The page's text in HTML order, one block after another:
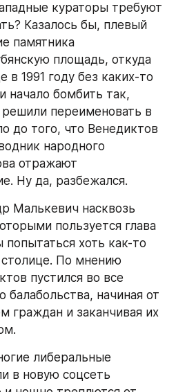
кураторы требуют
Казалось бы, плевый
памятника
площадь, откуда
1991 году без каких-то
начало бомбить так,
переименовать в
до того, что Венедиктов
народного
отражают
Ну да, разбежался.
пользуется глава
хоть как-то
столице. По мнению
пустился во все
балабольства, начиная от
граждан и заканчивая их
либеральные
в новую соцсеть